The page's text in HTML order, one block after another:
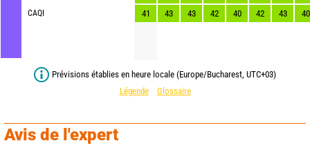
CAQI
41
43 43 42 40 42 43 40
Prévisions établies en heure locale (Europe/Bucharest, UTC+03)
Légende
Glossaire
Avis de l'expert